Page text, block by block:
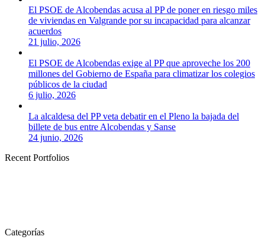
El PSOE de Alcobendas acusa al PP de poner en riesgo miles
de viviendas en Valgrande por su incapacidad para alcanzar
acuerdos
21 julio, 2026
El PSOE de Alcobendas exige al PP que aproveche los 200
millones del Gobierno de España para climatizar los colegios
públicos de la ciudad
6 julio, 2026
La alcaldesa del PP veta debatir en el Pleno la bajada del
billete de bus entre Alcobendas y Sanse
24 junio, 2026
Recent Portfolios
Categorías